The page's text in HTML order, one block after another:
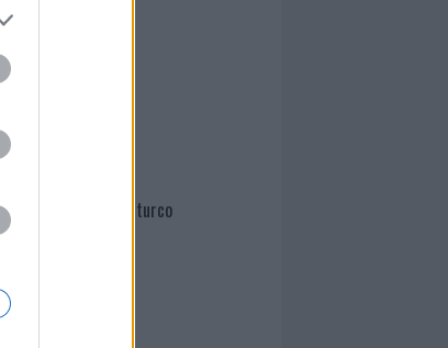
Mario Malu
Martina Agostina Diturco
I nostri cari